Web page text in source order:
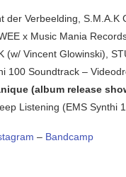
der Verbeelding, S.M.A.K
x Music Mania
(w/ Vincent Glowinski),
100 Soundtrack –
(album release
Listening (EMS Synthi
– Bandcamp